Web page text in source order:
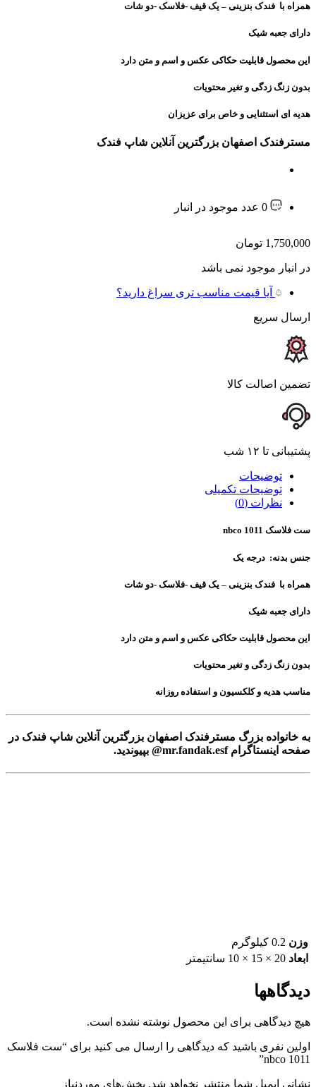
همراه با فندک بنزینی – یک قیف -فلاسک -دو شات
دارای جعبه شیک
این محصول قابلیت حکاکی عکس و اسم و متن دارد
بدون زنگ زدگی و تغیر محتویات
هدیه ای استثنایی و خاص برای عزیزان
مسترفندک اصفهان بزرگترین آنلاین شاپ فندک
0 عدد موجود در انبار
1,750,000 تومان
در انبار موجود نمی باشد
آیا قیمت مناسب تری سراغ دارید؟
ارسال سریع
تضمین اصالت کالا
پشتیبانی تا ۱۲ شب
توضیحات
توضیحات تکمیلی
نظرات (0)
ست فلاسک nbco 1011
جنس بدنه: درجه یک
همراه با فندک بنزینی – یک قیف -فلاسک -دو شات
دارای جعبه شیک
این محصول قابلیت حکاکی عکس و اسم و متن دارد
بدون زنگ زدگی و تغیر محتویات
مناسب هدیه و کلکسیون و استفاده روزانه
به خانواده بزرگ مسترفندک اصفهان بزرگترین آنلاین شاپ فندک در
صفحه اینستاگرام mr.fandak.esf@ بپیوندید.
وزن 0.2 کیلوگرم
ابعاد 20 × 15 × 10 سانتیمتر
دیدگاهها
هیچ دیدگاهی برای این محصول نوشته نشده است.
اولین نفری باشید که دیدگاهی را ارسال می کنید برای “ست فلاسک
nbco 1011”
نشانی ایمیل شما منتشر نخواهد شد. بخش‌های موردنیاز